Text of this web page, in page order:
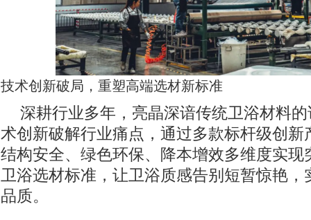
技术创新破局，重塑高端选材新标准
深耕行业多年，亮晶深谙传统卫浴材料
术创新破解行业痛点，通过多款标杆级创新
结构安全、绿色环保、降本增效多维度实现
卫浴选材标准，让卫浴质感告别短暂惊艳，
品质。